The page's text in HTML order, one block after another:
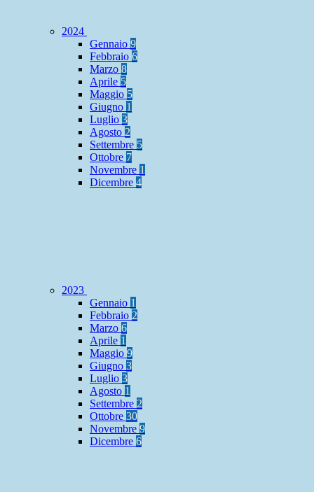
2024
Gennaio 9
Febbraio 6
Marzo 8
Aprile 5
Maggio 5
Giugno 1
Luglio 3
Agosto 2
Settembre 5
Ottobre 7
Novembre 1
Dicembre 4
2023
Gennaio 1
Febbraio 2
Marzo 6
Aprile 1
Maggio 9
Giugno 3
Luglio 3
Agosto 1
Settembre 2
Ottobre 30
Novembre 9
Dicembre 6